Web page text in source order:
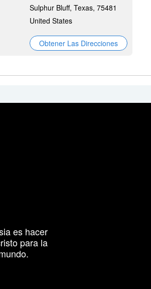
Sulphur Bluff, Texas, 75481
United States
Obtener Las Direcciones
es hacer
para la